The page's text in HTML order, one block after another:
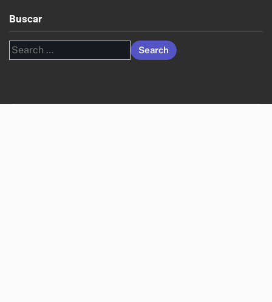
Buscar
Search
for: